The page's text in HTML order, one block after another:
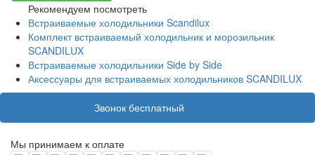
Рекомендуем посмотреть
Встраиваемые холодильники Scandilux
Комплект встраиваемый холодильник и морозильник
SCANDILUX
Встраиваемые холодильники Side by Side
Аксессуары для встраиваемых холодильников SCANDILUX
Звонок бесплатный
Мы принимаем к оплате